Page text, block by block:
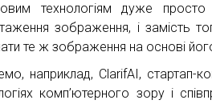
технологіям дуже
зображення, і замість
те ж зображення на основі
наприклад, ClarifAI, стартап-
комп’ютерного зору і